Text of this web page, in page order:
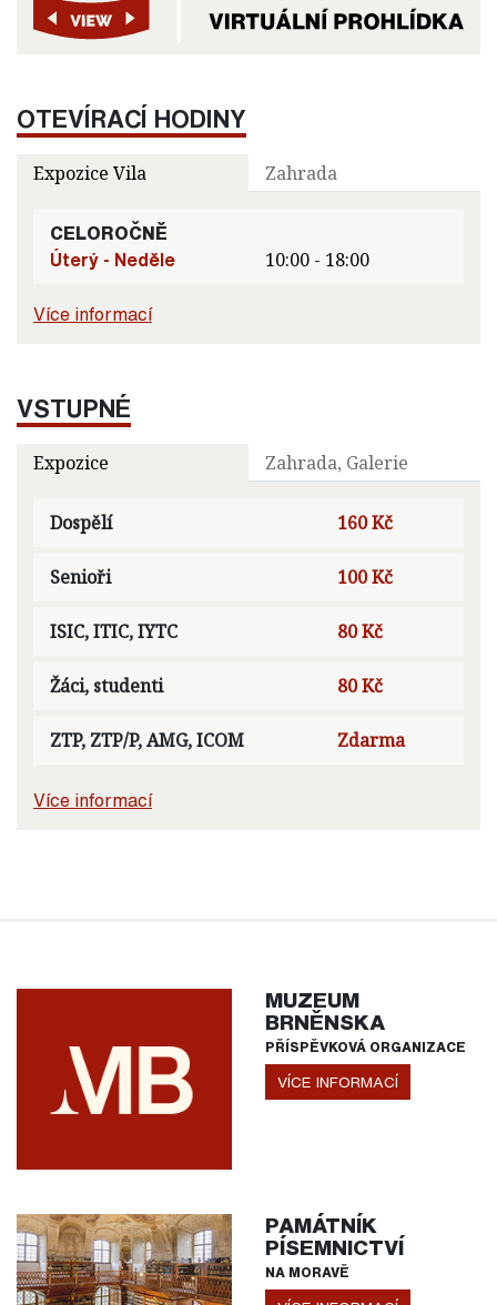
OTEVÍRACÍ HODINY
Expozice Vila Zahrada
CELOROČNĚ
Úterý - Neděle
10:00 - 18:00
Více informací
VSTUPNÉ
Expozice Zahrada, Galerie
Dospělí 160 Kč
Senioři 100 Kč
ISIC, ITIC, IYTC 80 Kč
Žáci, studenti 80 Kč
ZTP, ZTP/P, AMG, ICOM Zdarma
Více informací
MUZEUM
BRNĚNSKA
PŘÍSPĚVKOVÁ ORGANIZACE
VÍCE INFORMACÍ
PAMÁTNÍK
PÍSEMNICTVÍ
NA MORAVĚ